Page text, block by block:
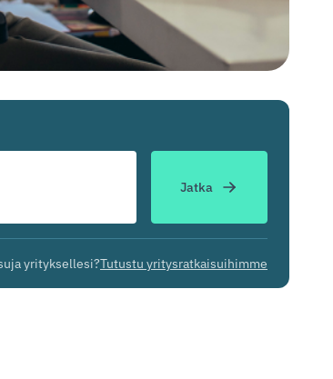
Jatka
yrityksellesi?Tutustu yritysratkaisuihimme